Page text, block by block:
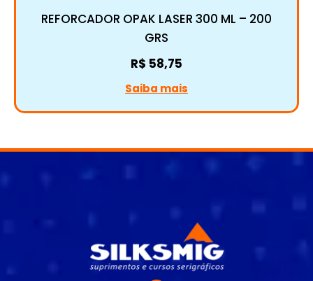
REFORCADOR OPAK LASER 300 ML – 200
GRS
R$ 58,75
Saiba mais